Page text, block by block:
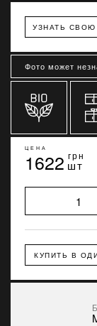
УЗНАТЬ СВОЮ
Фото может
ЦЕНА
1622 грн
шт
КУПИТЬ В